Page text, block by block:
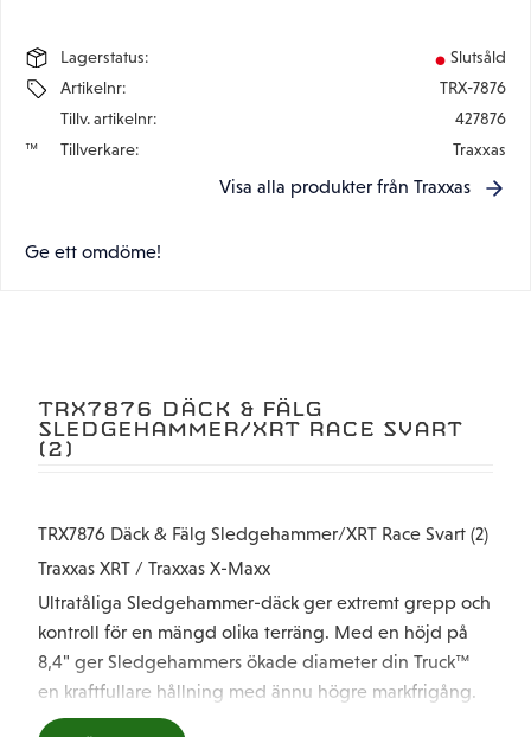
Lagerstatus
Slutsåld
Artikelnr
TRX-7876
Tillv. artikelnr
427876
Tillverkare
Traxxas
Visa alla produkter från Traxxas
Ge ett omdöme!
TRX7876 DÄCK & FÄLG
SLEDGEHAMMER/XRT RACE SVART
(2)
TRX7876 Däck & Fälg Sledgehammer/XRT Race Svart (2)
Traxxas XRT / Traxxas X-Maxx
Ultratåliga Sledgehammer-däck ger extremt grepp och
kontroll för en mängd olika terräng. Med en höjd på
8,4" ger Sledgehammers ökade diameter din Truck™
en kraftfullare hållning med ännu högre markfrigång.
Däckens design med öppet block rensar lera och skräp